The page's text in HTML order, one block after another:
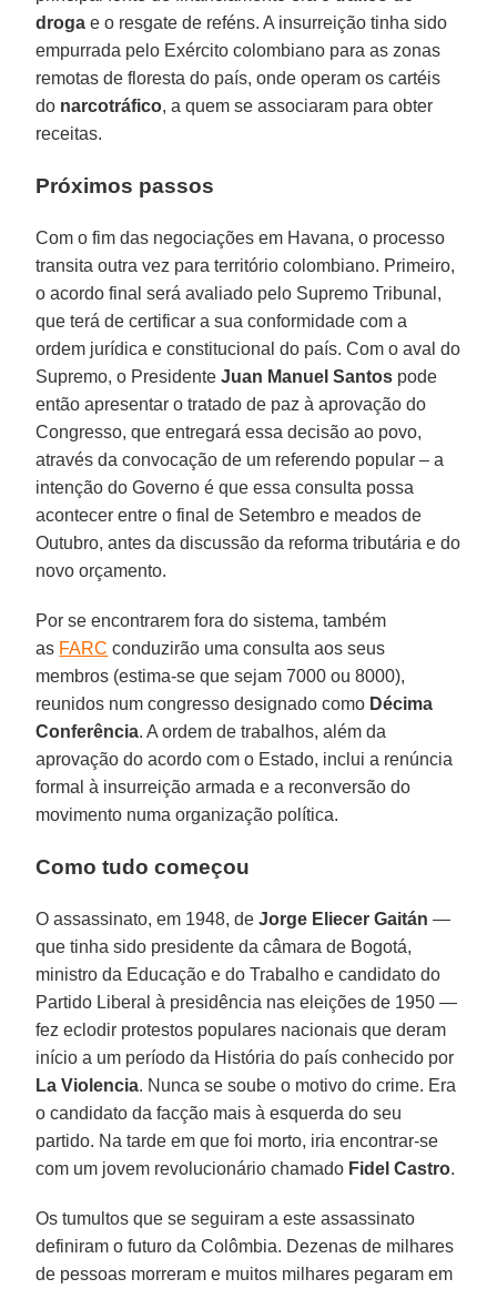
droga e o resgate de reféns. A insurreição tinha sido
empurrada pelo Exército colombiano para as zonas
remotas de floresta do país, onde operam os cartéis
do narcotráfico, a quem se associaram para obter
receitas.
Próximos passos
Com o fim das negociações em Havana, o processo
transita outra vez para território colombiano. Primeiro,
o acordo final será avaliado pelo Supremo Tribunal,
que terá de certificar a sua conformidade com a
ordem jurídica e constitucional do país. Com o aval do
Supremo, o PresidenteJuan Manuel Santos pode
então apresentar o tratado de paz à aprovação do
Congresso, que entregará essa decisão ao povo,
através da convocação de um referendo popular – a
intenção do Governo é que essa consulta possa
acontecer entre o final de Setembro e meados de
Outubro, antes da discussão da reforma tributária e do
novo orçamento.
Por se encontrarem fora do sistema, também
as FARC conduzirão uma consulta aos seus
membros (estima-se que sejam 7000 ou 8000),
reunidos num congresso designado como Décima
Conferência. A ordem de trabalhos, além da
aprovação do acordo com o Estado, inclui a renúncia
formal à insurreição armada e a reconversão do
movimento numa organização política.
Como tudo começou
O assassinato, em 1948, deJorge Eliecer Gaitán —
que tinha sido presidente da câmara de Bogotá,
ministro da Educação e do Trabalho e candidato do
Partido Liberal à presidência nas eleições de 1950 —
fez eclodir protestos populares nacionais que deram
início a um período da História do país conhecido por
La Violencia. Nunca se soube o motivo do crime. Era
o candidato da facção mais à esquerda do seu
partido. Na tarde em que foi morto, iria encontrar-se
com um jovem revolucionário chamado Fidel Castro.
Os tumultos que se seguiram a este assassinato
definiram o futuro da Colômbia. Dezenas de milhares
de pessoas morreram e muitos milhares pegaram em